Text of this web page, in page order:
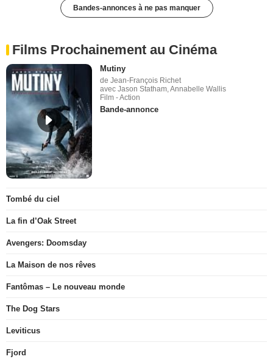
Bandes-annonces à ne pas manquer
Films Prochainement au Cinéma
Mutiny
de Jean-François Richet
avec Jason Statham, Annabelle Wallis
Film - Action
Bande-annonce
Tombé du ciel
La fin d’Oak Street
Avengers: Doomsday
La Maison de nos rêves
Fantômas – Le nouveau monde
The Dog Stars
Leviticus
Fjord